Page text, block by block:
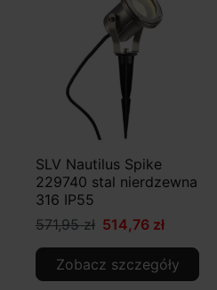
SLV Nautilus Spike
229740 stal nierdzewna
316 IP55
571,95 zł 514,76 zł
Zobacz szczegóły